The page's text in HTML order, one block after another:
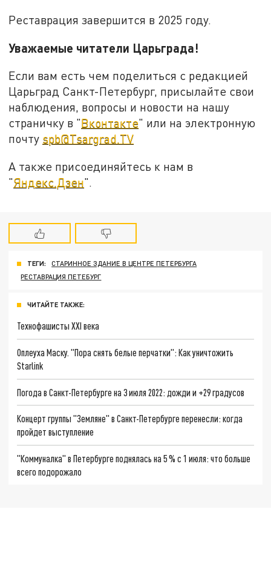
Реставрация завершится в 2025 году.
Уважаемые читатели Царьграда!
Если вам есть чем поделиться с редакцией
Царьград Санкт-Петербург, присылайте свои
наблюдения, вопросы и новости на нашу
страничку в "Вконтакте" или на электронную
почту spb@Tsargrad.TV
А также присоединяйтесь к нам в
"Яндекс.Дзен".
ТЕГИ:
СТАРИННОЕ ЗДАНИЕ В ЦЕНТРЕ ПЕТЕРБУРГА
РЕСТАВРАЦИЯ ПЕТЕБУРГ
ЧИТАЙТЕ ТАКЖЕ:
Технофашисты XXI века
Оплеуха Маску. "Пора снять белые перчатки": Как уничтожить
Starlink
Погода в Санкт-Петербурге на 3 июля 2022: дожди и +29 градусов
Концерт группы "Земляне" в Санкт-Петербурге перенесли: когда
пройдет выступление
"Коммуналка" в Петербурге поднялась на 5 % с 1 июля: что больше
всего подорожало